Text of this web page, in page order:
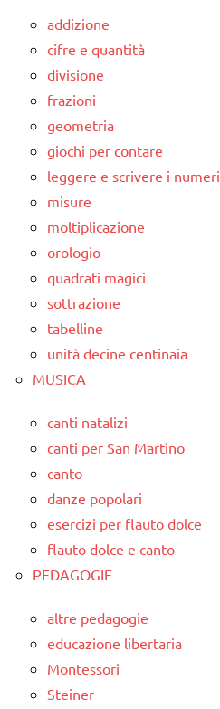
addizione
cifre e quantità
divisione
frazioni
geometria
giochi per contare
leggere e scrivere i numeri
misure
moltiplicazione
orologio
quadrati magici
sottrazione
tabelline
unità decine centinaia
MUSICA
canti natalizi
canti per San Martino
canto
danze popolari
esercizi per flauto dolce
flauto dolce e canto
PEDAGOGIE
altre pedagogie
educazione libertaria
Montessori
Steiner